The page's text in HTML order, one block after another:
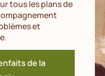
tous les plans de
et
de la